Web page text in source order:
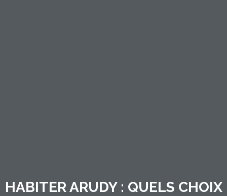
HABITER ARUDY : QUELS CHOIX